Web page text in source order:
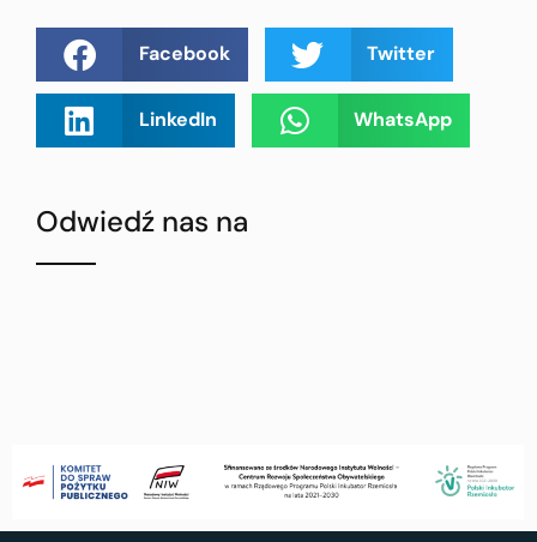
Facebook Twitter
LinkedIn WhatsApp
Odwiedź nas na